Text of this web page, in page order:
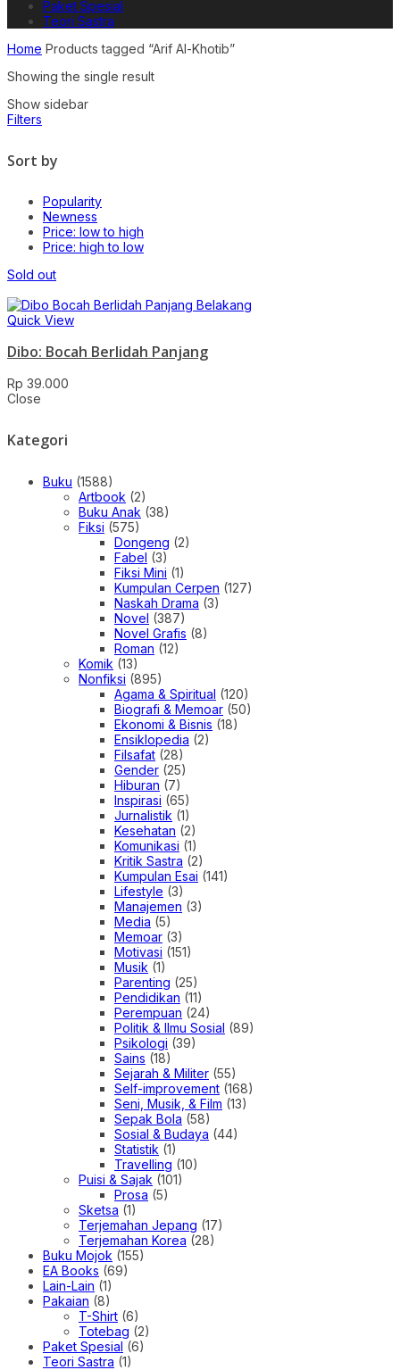
Paket Spesial
Teori Sastra
Home Products tagged “Arif Al-Khotib”
Showing the single result
Show sidebar
Filters
Sort by
Popularity
Newness
Price: low to high
Price: high to low
Sold out
Quick View
Dibo: Bocah Berlidah Panjang
Rp 39.000
Close
Kategori
Buku (1588)
Artbook (2)
Buku Anak (38)
Fiksi (575)
Dongeng (2)
Fabel (3)
Fiksi Mini (1)
Kumpulan Cerpen (127)
Naskah Drama (3)
Novel (387)
Novel Grafis (8)
Roman (12)
Komik (13)
Nonfiksi (895)
Agama & Spiritual (120)
Biografi & Memoar (50)
Ekonomi & Bisnis (18)
Ensiklopedia (2)
Filsafat (28)
Gender (25)
Hiburan (7)
Inspirasi (65)
Jurnalistik (1)
Kesehatan (2)
Komunikasi (1)
Kritik Sastra (2)
Kumpulan Esai (141)
Lifestyle (3)
Manajemen (3)
Media (5)
Memoar (3)
Motivasi (151)
Musik (1)
Parenting (25)
Pendidikan (11)
Perempuan (24)
Politik & Ilmu Sosial (89)
Psikologi (39)
Sains (18)
Sejarah & Militer (55)
Self-improvement (168)
Seni, Musik, & Film (13)
Sepak Bola (58)
Sosial & Budaya (44)
Statistik (1)
Travelling (10)
Puisi & Sajak (101)
Prosa (5)
Sketsa (1)
Terjemahan Jepang (17)
Terjemahan Korea (28)
Buku Mojok (155)
EA Books (69)
Lain-Lain (1)
Pakaian (8)
T-Shirt (6)
Totebag (2)
Paket Spesial (6)
Teori Sastra (1)